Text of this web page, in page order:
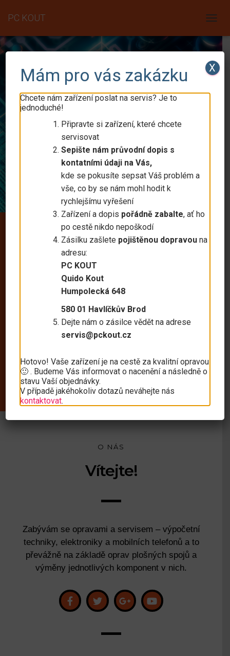
PC KOUT
O
G
L
E
DOBRÝ DEN, VÍTEJTE NA WEBU
PC Kout
Nabízíme prodej a servis mobilních
tiskové služby.
O NÁS
Vítejte!
Zabývám se opravami a servisem – výpočetní
techniky, elektroniky a mobilních telefonů a to
převážně na základě oprav plošných spojů a
výměny jednotlivých komponent v nich.
Mám pro vás zakázku
Chcete nám zařízení poslat na servis? Je to
jednoduché!
Připravte si zařízení, které chcete
servisovat
Sepište nám průvodní dopis s
kontatními údaji na Vás,
kde se pokusíte sepsat Váš problém a
vše, co by se nám mohl hodit k
rychlejšímu vyřešení
Zařízení a dopis pořádně zabalte, ať ho
po cestě nikdo nepoškodí
Zásilku zašlete pojištěnou dopravou na
adresu:
PC KOUT
Quido Kout
Humpolecká 648
580 01 Havlíčkův Brod
Dejte nám o zásilce vědět na adrese
servis@pckout.cz
Hotovo! Vaše zařízení je na cestě za kvalitní opravou
🙂 . Budeme Vás informovat o nacenění a následně o
stavu Vaší objednávky.
V případě jakéhokoliv dotazů neváhejte nás
kontaktovat.
X